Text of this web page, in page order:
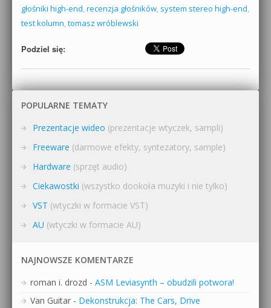
głośniki high-end, recenzja głośników, system stereo high-end,
test kolumn, tomasz wróblewski
Podziel się:
POPULARNE TEMATY
Prezentacje wideo (prezentacje wtyczek, sampli)
Freeware (darmowe efekty, syntezatory, sample)
Hardware (sprzęt audio)
Ciekawostki (wszystko dookoła muzyki i nie tylko)
VST (wtyczki w formacie VST)
AU (wtyczki w formacie AU)
NAJNOWSZE KOMENTARZE
roman i. drozd - ASM Leviasynth – obudzili potwora!
Van Guitar - Dekonstrukcja: The Cars, Drive